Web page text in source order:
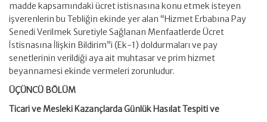
madde kapsamındaki ücret istisnasına konu etmek isteyen
işverenlerin bu Tebliğin ekinde yer alan “Hizmet Erbabına Pay
Senedi Verilmek Suretiyle Sağlanan Menfaatlerde Ücret
İstisnasına İlişkin Bildirim”i (Ek-1) doldurmaları ve pay
senetlerinin verildiği aya ait muhtasar ve prim hizmet
beyannamesi ekinde vermeleri zorunludur.
ÜÇÜNCÜ BÖLÜM
Ticari ve Mesleki Kazançlarda Günlük Hasılat Tespiti ve